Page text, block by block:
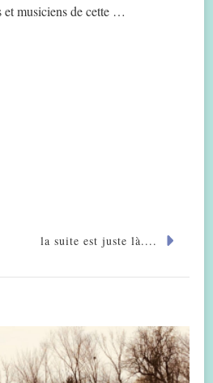
et musiciens de cette …
la suite est juste là....